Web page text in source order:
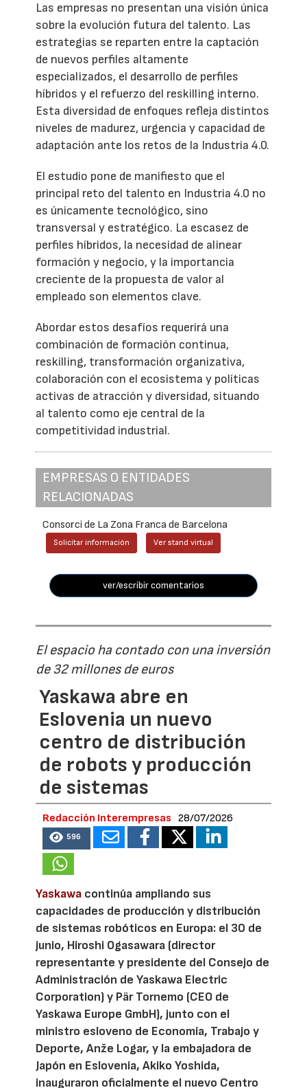
Las empresas no presentan una visión única
sobre la evolución futura del talento. Las
estrategias se reparten entre la captación
de nuevos perfiles altamente
especializados, el desarrollo de perfiles
híbridos y el refuerzo del reskilling interno.
Esta diversidad de enfoques refleja distintos
niveles de madurez, urgencia y capacidad de
adaptación ante los retos de la Industria 4.0.
El estudio pone de manifiesto que el
principal reto del talento en Industria 4.0 no
es únicamente tecnológico, sino
transversal y estratégico. La escasez de
perfiles híbridos, la necesidad de alinear
formación y negocio, y la importancia
creciente de la propuesta de valor al
empleado son elementos clave.
Abordar estos desafíos requerirá una
combinación de formación continua,
reskilling, transformación organizativa,
colaboración con el ecosistema y políticas
activas de atracción y diversidad, situando
al talento como eje central de la
competitividad industrial.
EMPRESAS O ENTIDADES
RELACIONADAS
Consorci de La Zona Franca de Barcelona
Solicitar información Ver stand virtual
ver/escribir comentarios
El espacio ha contado con una inversión
de 32 millones de euros
Yaskawa abre en
Eslovenia un nuevo
centro de distribución
de robots y producción
de sistemas
Redacción Interempresas 28/07/2026
596
Yaskawa continúa ampliando sus
capacidades de producción y distribución
de sistemas robóticos en Europa: el 30 de
junio, Hiroshi Ogasawara (director
representante y presidente del Consejo de
Administración de Yaskawa Electric
Corporation) y Pär Tornemo (CEO de
Yaskawa Europe GmbH), junto con el
ministro esloveno de Economía, Trabajo y
Deporte, Anže Logar, y la embajadora de
Japón en Eslovenia, Akiko Yoshida,
inauguraron oficialmente el nuevo Centro